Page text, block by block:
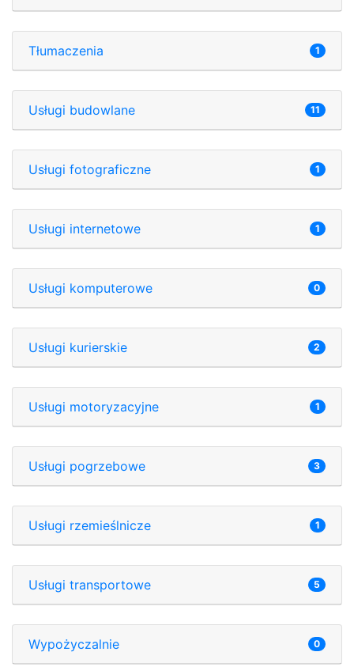
Tłumaczenia 1
Usługi budowlane 11
Usługi fotograficzne 1
Usługi internetowe 1
Usługi komputerowe 0
Usługi kurierskie 2
Usługi motoryzacyjne 1
Usługi pogrzebowe 3
Usługi rzemieślnicze 1
Usługi transportowe 5
Wypożyczalnie 0